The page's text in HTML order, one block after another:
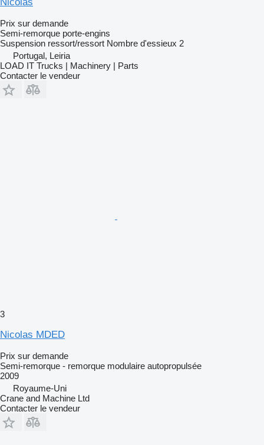
Prix sur demande
Semi-remorque porte-engins
Suspension ressort/ressort Nombre d'essieux 2
Portugal, Leiria
LOAD IT Trucks | Machinery | Parts
Contacter le vendeur
3
Nicolas MDED
Prix sur demande
Semi-remorque - remorque modulaire autopropulsée
2009
Royaume-Uni
Crane and Machine Ltd
Contacter le vendeur